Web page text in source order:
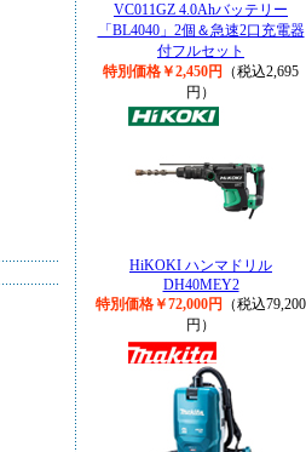
VC011GZ 4.0Ahバッテリー
「BL4040」2個＆急速2口充電器
付フルセット
特別価格￥2,450円
（税込2,695
円）
HiKOKI ハンマドリル
DH40MEY2
特別価格￥72,000円
（税込79,200
円）